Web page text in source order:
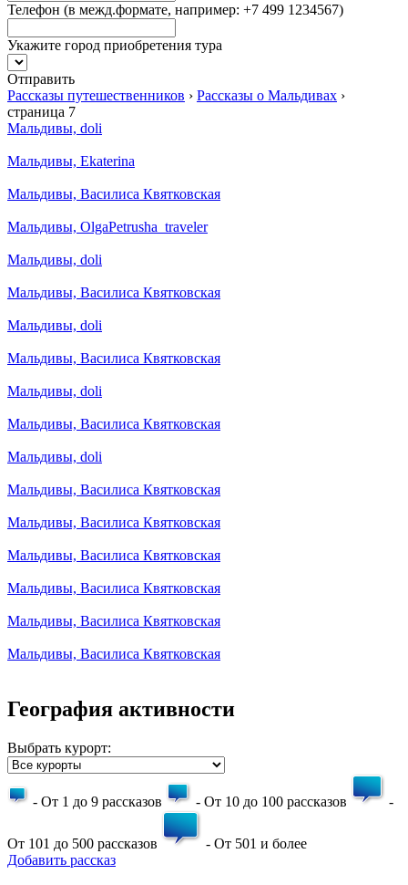
Телефон (в межд.формате, например: +7 499 1234567)
Укажите город приобретения тура
Отправить
Рассказы путешественников › Рассказы о Мальдивах ›
страница 7
Мальдивы, doli
Мальдивы, Ekaterina
Мальдивы, Василиса Квятковская
Мальдивы, OlgaPetrusha_traveler
Мальдивы, doli
Мальдивы, Василиса Квятковская
Мальдивы, doli
Мальдивы, Василиса Квятковская
Мальдивы, doli
Мальдивы, Василиса Квятковская
Мальдивы, doli
Мальдивы, Василиса Квятковская
Мальдивы, Василиса Квятковская
Мальдивы, Василиса Квятковская
Мальдивы, Василиса Квятковская
Мальдивы, Василиса Квятковская
Мальдивы, Василиса Квятковская
География активности
Выбрать курорт:
- От 1 до 9 рассказов - От 10 до 100 рассказов -
От 101 до 500 рассказов
- От 501 и более
Добавить рассказ